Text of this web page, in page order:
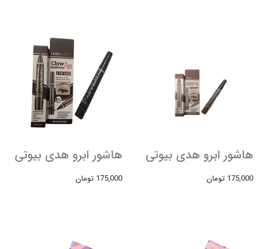
هاشور ابرو هدی بیوتی
175,000 تومان
هاشور ابرو هدی بیوتی
175,000 تومان